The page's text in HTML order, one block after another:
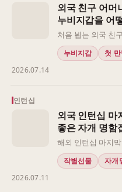
외국 친구 어머
누비지갑을 어
처음 뵙는 외국 친
을 차리면 부담스
있습니다. 그래서
누비지갑 첫
2026.07.14
인턴십
외국 인턴십 마
좋은 자개 명함
해외 인턴십 마지
추는 일이 먼저입
야 하고, 함께 일한
작별선물 자개
2026.07.11